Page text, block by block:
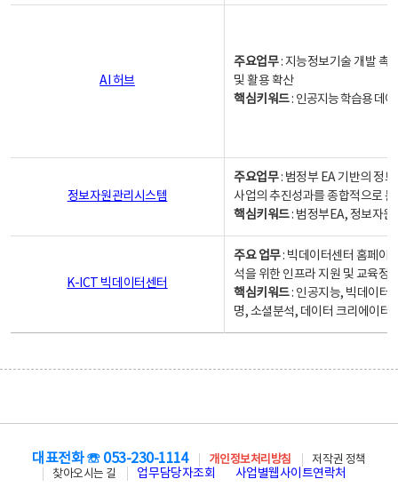
AI 허브
주요업무: 지능정보기술 개발 촉
및 활용 확산
핵심키워드: 인공지능 학습용 데
정보자원관리시스템
주요업무: 범정부 EA 기반의 정
사업의 추진성과를 종합적으로
핵심키워드: 범정부EA, 정보자
K-ICT 빅데이터센터
주요 업무: 빅데이터센터 홈페이
석을 위한 인프라 지원 및 교육정
핵심키워드: 인공지능, 빅데이터,
명, 소셜분석, 데이터 크리에이터
대표전화 ☏ 053-230-1114 개인정보처리방침
저작권 정책
찾아오시는 길
업무담당자조회 사업별웹사이트연락처